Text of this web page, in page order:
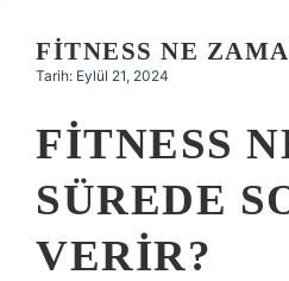
Hakkımızda
FITNESS NE
Tarih: Eylül 21, 2024
FITNESS
SÜREDE
VERIR?